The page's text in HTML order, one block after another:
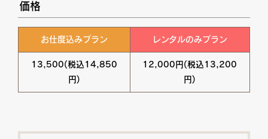
価格
お仕度込みプラン
13,500(税込14,850
円)
レンタルのみプラン
12,000円(税込13,200
円)